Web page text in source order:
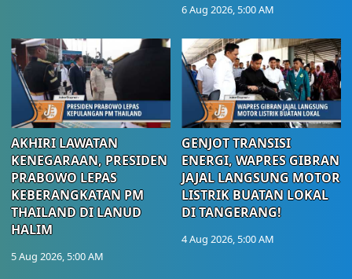
6 Aug 2026, 5:00 AM
AKHIRI LAWATAN
KENEGARAAN, PRESIDEN
PRABOWO LEPAS
KEBERANGKATAN PM
THAILAND DI LANUD
HALIM
5 Aug 2026, 5:00 AM
GENJOT TRANSISI
ENERGI, WAPRES GIBRAN
JAJAL LANGSUNG MOTOR
LISTRIK BUATAN LOKAL
DI TANGERANG!
4 Aug 2026, 5:00 AM